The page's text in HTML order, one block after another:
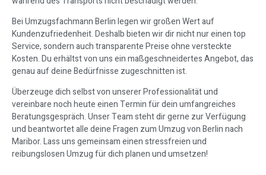
Bei Umzugsfachmann Berlin legen wir großen Wert auf
Kundenzufriedenheit. Deshalb bieten wir dir nicht nur einen top
Service, sondern auch transparente Preise ohne versteckte
Kosten. Du erhältst von uns ein maßgeschneidertes Angebot, das
genau auf deine Bedürfnisse zugeschnitten ist.
Überzeuge dich selbst von unserer Professionalität und
vereinbare noch heute einen Termin für dein umfangreiches
Beratungsgespräch. Unser Team steht dir gerne zur Verfügung
und beantwortet alle deine Fragen zum Umzug von Berlin nach
Maribor. Lass uns gemeinsam einen stressfreien und
reibungslosen Umzug für dich planen und umsetzen!